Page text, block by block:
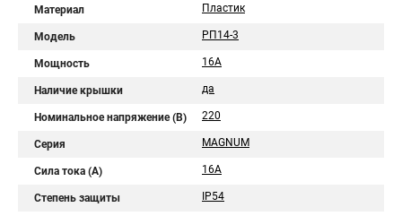
Материал Пластик
Модель РП14-3
Мощность 16А
Наличие крышки да
Номинальное напряжение (В) 220
Серия MAGNUM
Сила тока (A) 16А
Степень защиты IP54